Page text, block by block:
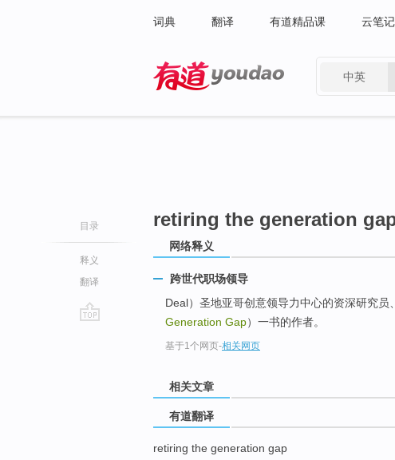
词典 翻译 有道精品课 云笔记
中英
目录
释义
翻译
retiring the generation
网络释义
跨世代职场领导
Deal）圣地亚哥创意领导力中心的资深研究员
Generation Gap）一书的作者。
基于1个网页-相关网页
相关文章
有道翻译
retiring the generation gap